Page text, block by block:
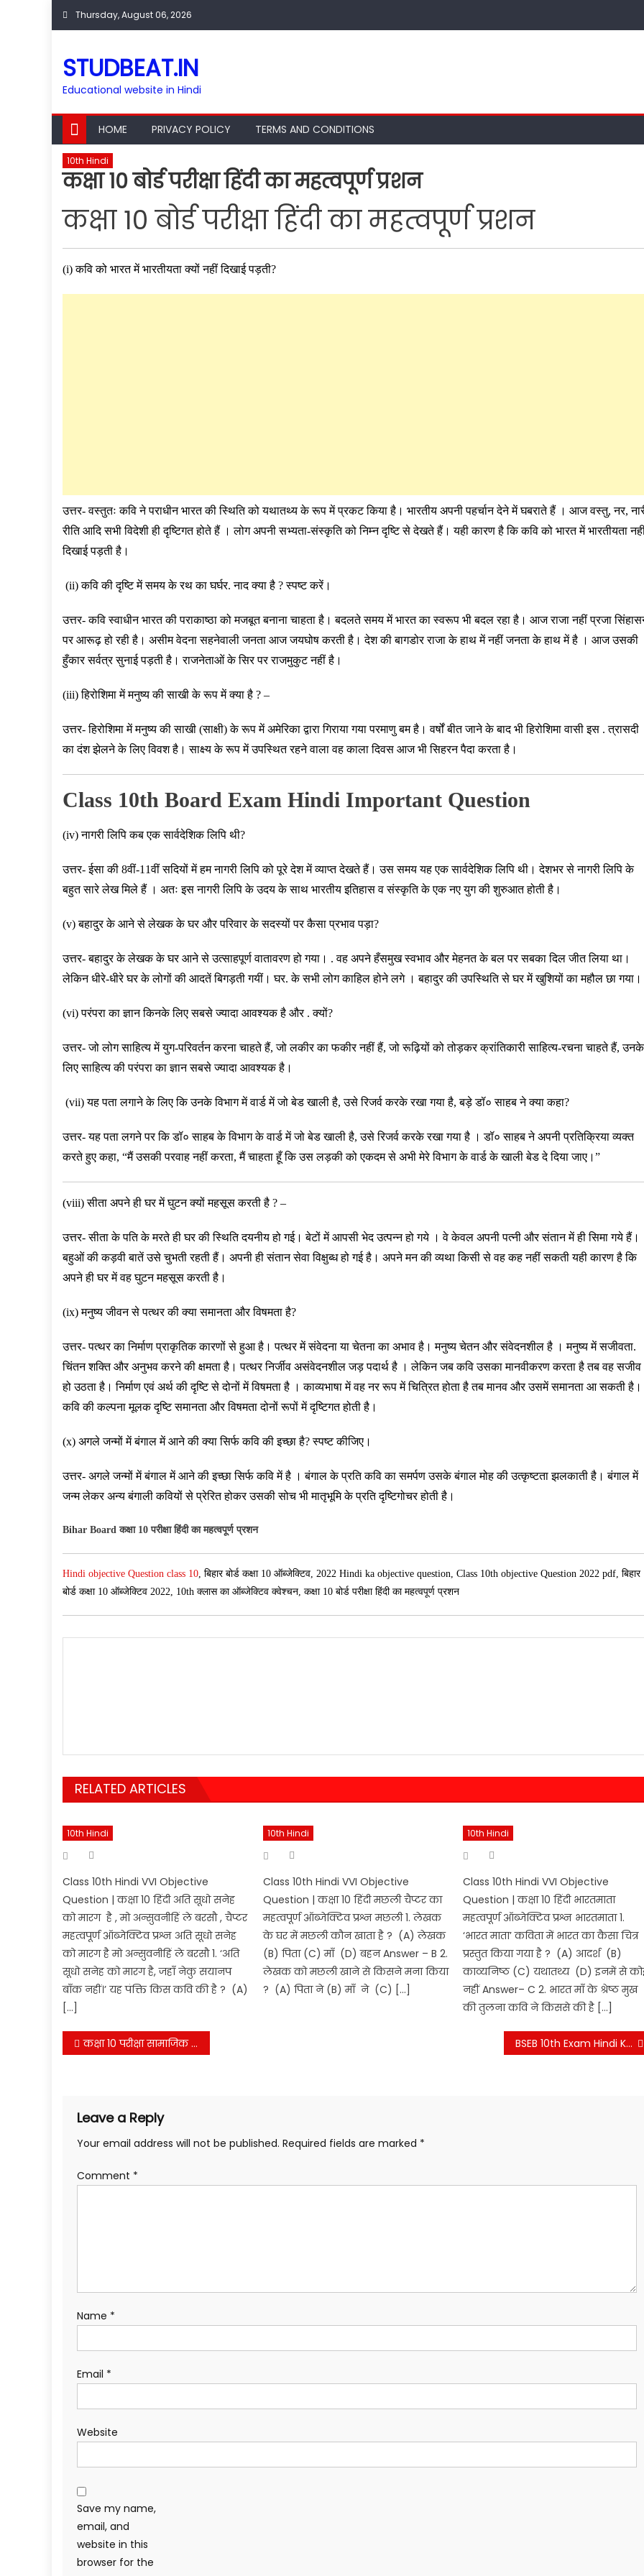
Skip
Thursday, August 06, 2026
STUDBEAT.IN
Educational website in Hindi
HOME PRIVACY POLICY TERMS AND CONDITIONS
10th Hindi
कक्षा 10 बोर्ड परीक्षा हिंदी का महत्वपूर्ण प्रशन
कक्षा 10 बोर्ड परीक्षा हिंदी का महत्वपूर्ण प्रशन
(i) कवि को भारत में भारतीयता क्यों नहीं दिखाई पड़ती?
उत्तर- वस्तुतः कवि ने पराधीन भारत की स्थिति को यथातथ्य के रूप में प्रकट किया है। भारतीय अपनी पहर्चान देने में घबराते हैं । आज वस्तु, नर,
रीति आदि सभी विदेशी ही दृष्टिगत होते हैं । लोग अपनी सभ्यता-संस्कृति को निम्न दृष्टि से देखते हैं। यही कारण है कि कवि को भारत में भारतीयता
दिखाई पड़ती है।
(ii) कवि की दृष्टि में समय के रथ का घर्घर. नाद क्या है ? स्पष्ट करें।
उत्तर- कवि स्वाधीन भारत की पराकाष्ठा को मजबूत बनाना चाहता है।बदलते समय में भारत का स्वरूप भी बदल रहा है। आज राजा नहीं प्रजा
पर आरूढ़ हो रही है। असीम वेदना सहनेवाली जनता आज जयघोष करती है। देश की बागडोर राजा के हाथ में नहीं जनता के हाथ में है । आज उसकी
हुँकार सर्वत्र सुनाई पड़ती है। राजनेताओं के सिर पर राजमुकुट नहीं है।
(iii) हिरोशिमा में मनुष्य की साखी के रूप में क्या है ? –
उत्तर- हिरोशिमा में मनुष्य की साखी (साक्षी) के रूप में अमेरिका द्वारा गिराया गया परमाणु बम है। वर्षों बीत जाने के बाद भी हिरोशिमा वासी इस . त्रासदी
का दंश झेलने के लिए विवश है। साक्ष्य के रूप में उपस्थित रहने वाला वह काला दिवस आज भी सिहरन पैदा करता है।
Class 10th Board Exam Hindi Important Question
(iv) नागरी लिपि कब एक सार्वदेशिक लिपि थी?
उत्तर- ईसा की 8वीं-11वीं सदियों में हम नागरी लिपि को पूरे देश में व्याप्त देखते हैं। उस समय यह एक सार्वदेशिक लिपि थी। देशभर से नागरी लिपि के
बहुत सारे लेख मिले हैं । अतः इस नागरी लिपि के उदय के साथ भारतीय इतिहास व संस्कृति के एक नए युग की शुरुआत होती है।
(v) बहादुर के आने से लेखक के घर और परिवार के सदस्यों पर कैसा प्रभाव पड़ा?
उत्तर- बहादुर के लेखक के घर आने से उत्साहपूर्ण वातावरण हो गया। . वह अपने हँसमुख स्वभाव और मेहनत के बल पर सबका दिल जीत लिया था।
लेकिन धीरे-धीरे घर के लोगों की आदतें बिगड़ती गयीं। घर. के सभीलोग काहिल होने लगे । बहादुर की उपस्थिति से घर में खुशियों का महौल छा गया।
(vi) परंपरा का ज्ञान किनके लिए सबसे ज्यादा आवश्यक है और . क्यों?
उत्तर- जो लोग साहित्य में युग-परिवर्तन करना चाहते हैं, जो लकीर का फकीर नहीं हैं, जो रूढ़ियों को तोड़कर क्रांतिकारी साहित्य-रचना चाहते हैं, उनके
लिए साहित्य की परंपरा का ज्ञान सबसे ज्यादा आवश्यक है।
(vii) यह पता लगाने के लिए कि उनके विभाग में वार्ड में जो बेड खाली है, उसे रिजर्व करके रखा गया है, बड़े डॉ० साहब ने क्या कहा?
उत्तर- यह पता लगने पर कि डॉ० साहब के विभाग के वार्ड में जो बेड खाली है, उसे रिजर्व करके रखा गया है । डॉ० साहब ने अपनी प्रतिक्रिया व्यक्त
करते हुए कहा, “मैं उसकी परवाह नहीं करता, मैं चाहता हूँ कि उस लड़की को एकदम से अभी मेरे विभाग के वार्ड के खाली बेड दे दिया जाए।”
(viii) सीता अपने ही घर में घुटन क्यों महसूस करती है ? –
उत्तर- सीता के पति के मरते ही घर की स्थिति दयनीय हो गई। बेटों में आपसी भेद उत्पन्न हो गये । वे केवल अपनी पत्नी और संतान में ही सिमा गये हैं।
बहुओं की कड़वी बातें उसे चुभती रहती हैं। अपनी ही संतान सेवा विक्षुब्ध हो गई है। अपने मन की व्यथा किसी से वह कह नहीं सकतीयही कारण है कि
अपने ही घर में वह घुटन महसूस करती है।
(ix) मनुष्य जीवन से पत्थर की क्या समानता और विषमता है?
उत्तर- पत्थर का निर्माण प्राकृतिक कारणों से हुआ है। पत्थर में संवेदना या चेतना का अभाव है। मनुष्य चेतन और संवेदनशील है । मनुष्य में सजीवता.
चिंतन शक्ति और अनुभव करने की क्षमता है। पत्थर निर्जीव असंवेदनशील जड़ पदार्थ है । लेकिन जब कवि उसका मानवीकरण करता है तब वह सजीव
हो उठता है। निर्माण एवं अर्थ की दृष्टि से दोनों में विषमता है । काव्यभाषा में वह नर रूप में चित्रित होता है तब मानव और उसमें समानता आ सकती है।
कवि की कल्पना मूलक दृष्टि समानता और विषमता दोनों रूपों में दृष्टिगत होती है।
(x) अगले जन्मों में बंगाल में आने की क्या सिर्फ कवि की इच्छा है? स्पष्ट कीजिए।
उत्तर- अगले जन्मों में बंगाल में आने की इच्छा सिर्फ कवि में है । बंगाल के प्रति कवि का समर्पण उसके बंगाल मोह की उत्कृष्टता झलकाती है। बंगाल में
जन्म लेकर अन्य बंगाली कवियों से प्रेरित होकर उसकी सोच भी मातृभूमि के प्रति दृष्टिगोचर होती है।
Bihar Board कक्षा 10 परीक्षा हिंदी का महत्वपूर्ण प्रशन
Hindi objective Question class 10, बिहार बोर्ड कक्षा 10 ऑब्जेक्टिव, 2022 Hindi ka objective question, Class 10th objective Question 2022 pdf, बिहार
बोर्ड कक्षा 10 ऑब्जेक्टिव 2022, 10th क्लास का ऑब्जेक्टिव क्वेश्चन, कक्षा 10 बोर्ड परीक्षा हिंदी का महत्वपूर्ण प्रशन
RELATED ARTICLES
10th Hindi
Posted
Class 10th Hindi VVI Objective
Question | कक्षा 10 हिंदी अति सूधो सनेह
को मारग है , मो अन्सुवनीहिं ले बरसौ , चैप्टर
महत्वपूर्ण ऑब्जेक्टिव प्रश्न अति सूधो सनेह
को मारग है मो अन्सुवनीहिं ले बरसौ 1. ‘अति
सूधो सनेह को मारग है, जहाँ नेकु सयानप
बाँक नहीं।’ यह पंक्ति किस कवि की है ? (A)
[…]
10th Hindi
Posted
Class 10th Hindi VVI Objective
Question | कक्षा 10 हिंदी मछली चैप्टर का
महत्वपूर्ण ऑब्जेक्टिव प्रश्न मछली 1. लेखक
के घर में मछली कौन खाता है ? (A) लेखक
(B) पिता (C) माँ (D) बहन Answer – B 2.
लेखक को मछली खाने से किसने मना किया
? (A) पिता ने (B) माँ ने (C) […]
10th Hindi
Posted
Class 10th Hindi VVI Objective
Question | कक्षा 10 हिंदी भारतमाता
महत्वपूर्ण ऑब्जेक्टिव प्रश्न भारतमाता 1.
‘भारत माता’ कविता में भारत का कैसा चित्र
प्रस्तुत किया गया है ? (A) आदर्श (B)
काव्यनिष्ठ (C) यथातथ्य (D) इनमें से
नहीं Answer– C 2. भारत माँ के श्रेष्ठ मुख
की तुलना कवि ने किससे की है […]
Post
कक्षा 10 परीक्षा सामाजिक विज्ञान महत्वपूर्ण प्रशन BSEB 10th Exam Hindi Ka VVI Question
Leave a Reply
Your email address will not be published. Required fields are marked *
Comment *
Name *
Email *
Website
Save my name,
email, and
website in this
browser for the